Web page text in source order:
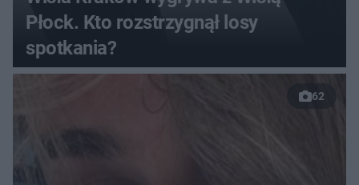
Płock. Kto rozstrzygnął losy
spotkania?
62